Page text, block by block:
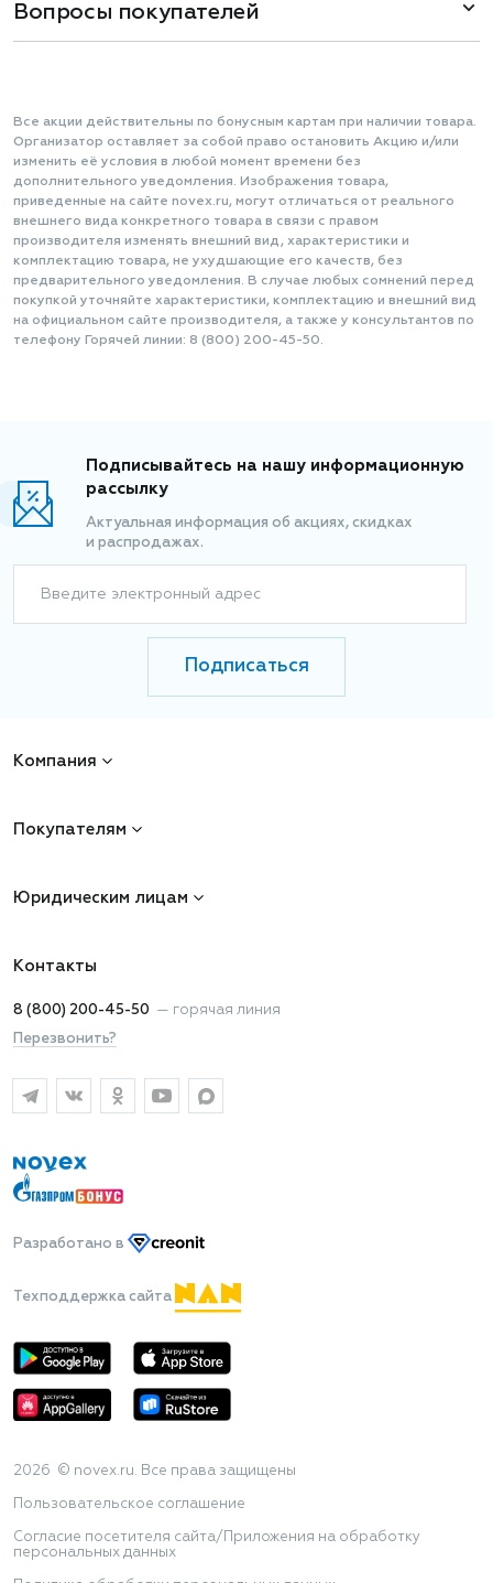
Вопросы покупателей
Все акции действительны по бонусным картам при наличии товара.
Организатор оставляет за собой право остановить Акцию и/или
изменить её условия в любой момент времени без
дополнительного уведомления. Изображения товара,
приведенные на сайте novex.ru, могут отличаться от реального
внешнего вида конкретного товара в связи с правом
производителя изменять внешний вид, характеристики и
комплектацию товара, не ухудшающие его качеств, без
предварительного уведомления. В случае любых сомнений перед
покупкой уточняйте характеристики, комплектацию и внешний вид
на официальном сайте производителя, а также у консультантов по
телефону Горячей линии: 8 (800) 200-45-50.
Подписывайтесь на нашу информационную
рассылку
Актуальная информация об акциях, скидках
и распродажах.
Введите электронный адрес
Подписаться
Компания
Покупателям
Юридическим лицам
Контакты
8 (800) 200-45-50 — горячая линия
Перезвонить?
Разработано в
Техподдержка сайта
2026 © novex.ru. Все права защищены
Пользовательское соглашение
Согласие посетителя сайта/Приложения на обработку
персональных данных